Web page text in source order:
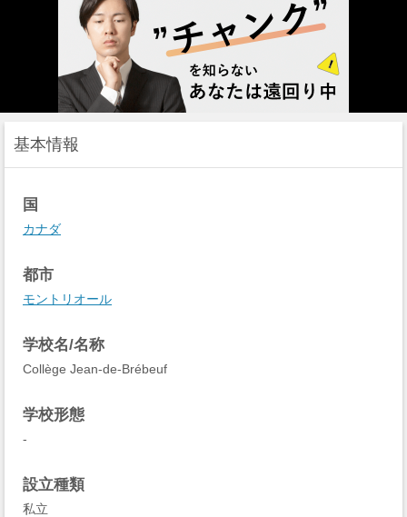
基本情報
国
カナダ
都市
モントリオール
学校名/名称
Collège Jean-de-Brébeuf
学校形態
-
設立種類
私立